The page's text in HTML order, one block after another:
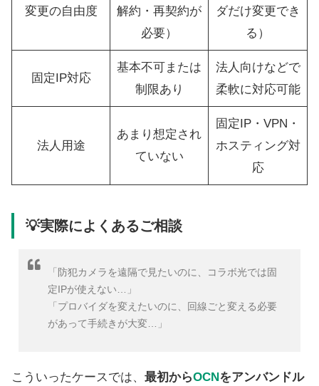
変更の自由度
解約・再契約が
必要）
ダだけ変更でき
る）
固定IP対応
基本不可または
制限あり
法人向けなどで
柔軟に対応可能
法人用途
あまり想定され
ていない
固定IP・VPN・
ホスティング対
応
💡実際によくあるご相談
「防犯カメラを遠隔で見たいのに、コラボ光では固
定IPが使えない…」
「プロバイダを変えたいのに、回線ごと変える必要
があって手続きが大変…」
こういったケースでは、 最初からOCNをアンバンドル